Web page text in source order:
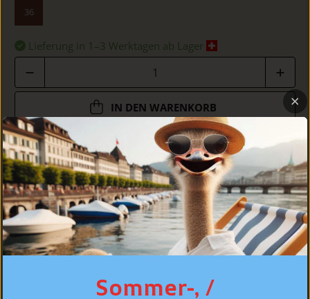
36
Lieferung in 1–3 Werktagen ab Lager
IN DEN WARENKORB
DETAILS
PASSFORM
Sommer-, /